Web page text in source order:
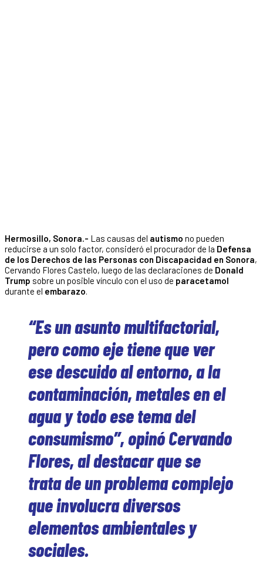
Hermosillo, Sonora.- Las causas del autismo no pueden
reducirse a un solo factor, consideró el procurador de la Defensa
de los Derechos de las Personas con Discapacidad en Sonora,
Cervando Flores Castelo, luego de las declaraciones de Donald
Trump sobre un posible vínculo con el uso de paracetamol
durante el embarazo.
“Es un asunto multifactorial,
pero como eje tiene que ver
ese descuido al entorno, a la
contaminación, metales en el
agua y todo ese tema del
consumismo”, opinó Cervando
Flores, al destacar que se
trata de un problema complejo
que involucra diversos
elementos ambientales y
sociales.